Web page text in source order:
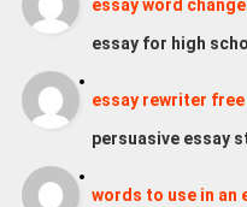
essay word
essay for high
essay rewriter free
persuasive essay
words to use in an